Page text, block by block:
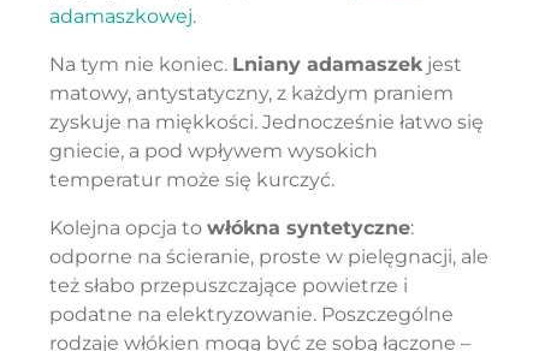
adamaszkowej.
Na tym nie koniec. Lniany adamaszekjest
matowy, antystatyczny, z każdym praniem
zyskuje na miękkości. Jednocześnie łatwo się
gniecie, a pod wpływem wysokich
temperatur może się kurczyć.
Kolejna opcja to włókna syntetyczne:
odporne na ścieranie, proste w pielęgnacji, ale
też słabo przepuszczające powietrze i
podatne na elektryzowanie. Poszczególne
rodzaje włókien mogą być ze sobą łączone –